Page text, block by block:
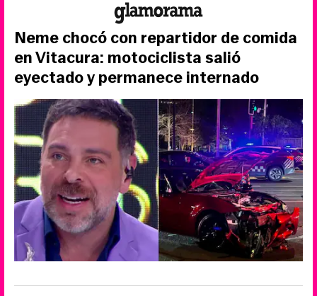
Neme chocó con repartidor de comida
en Vitacura: motociclista salió
eyectado y permanece internado